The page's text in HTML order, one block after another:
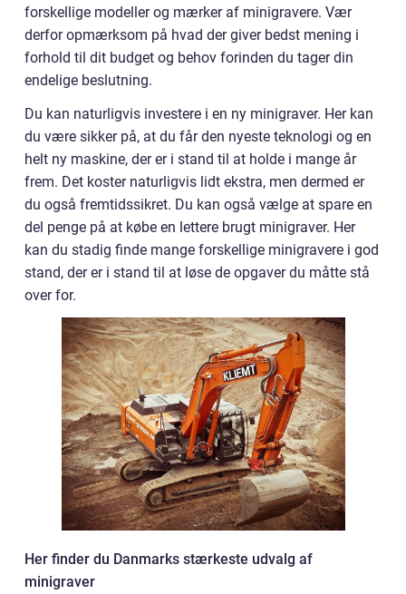
forskellige modeller og mærker af minigravere. Vær
derfor opmærksom på hvad der giver bedst mening i
forhold til dit budget og behov forinden du tager din
endelige beslutning.
Du kan naturligvis investere i en ny minigraver. Her kan
du være sikker på, at du får den nyeste teknologi og en
helt ny maskine, der er i stand til at holde i mange år
frem. Det koster naturligvis lidt ekstra, men dermed er
du også fremtidssikret. Du kan også vælge at spare en
del penge på at købe en lettere brugt minigraver. Her
kan du stadig finde mange forskellige minigravere i god
stand, der er i stand til at løse de opgaver du måtte stå
over for.
Her finder du Danmarks stærkeste udvalg af
minigraver